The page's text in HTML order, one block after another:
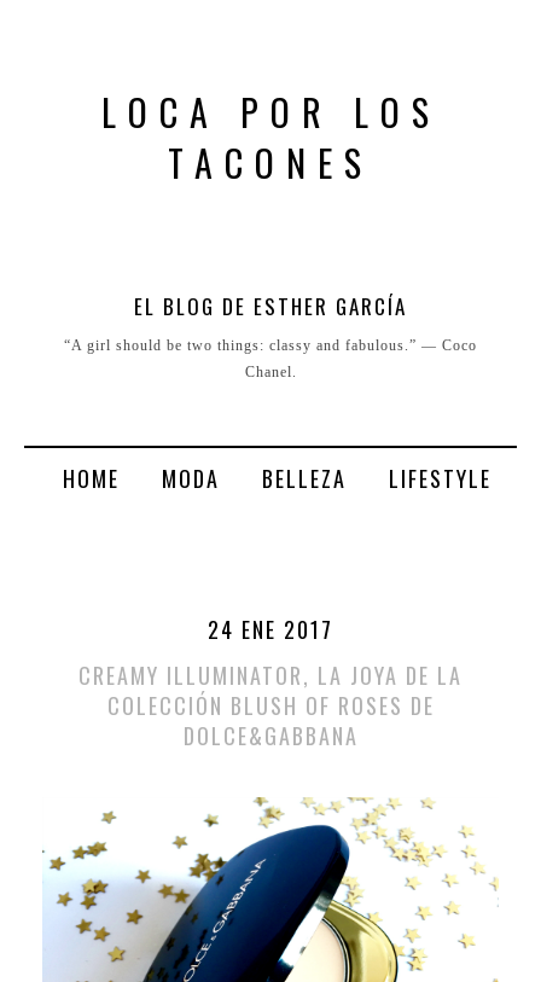
LOCA POR LOS
TACONES
EL BLOG DE ESTHER GARCÍA
“A girl should be two things: classy and fabulous.” ― Coco
Chanel.
HOME MODA BELLEZA LIFESTYLE
24 ENE 2017
CREAMY ILLUMINATOR, LA JOYA DE LA
COLECCIÓN BLUSH OF ROSES DE
DOLCE&GABBANA